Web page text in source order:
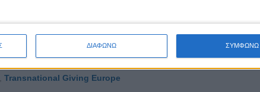
ΔΙΑΦΩΝΩ ΣΥΜΦΩΝΩ
, Transnational Giving Europe